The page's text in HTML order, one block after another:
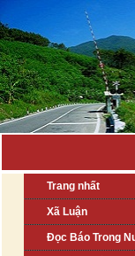
Trang nhất
Xã Luận
Đọc Báo Trong